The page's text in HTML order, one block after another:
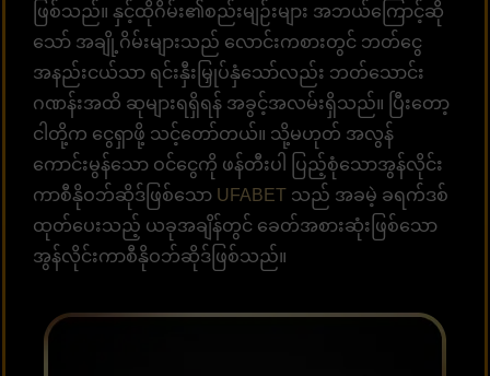
ဖြစ်သည်။ နှင့်ထိုဂိမ်း၏စည်းမျဉ်းများ အဘယ်ကြောင့်ဆို
သော် အချို့ဂိမ်းများသည် လောင်းကစားတွင် ဘတ်ငွေ
အနည်းငယ်သာ ရင်းနှီးမြှုပ်နှံသော်လည်း ဘတ်သောင်း
ဂဏန်းအထိ ဆုများရရှိရန် အခွင့်အလမ်းရှိသည်။ ပြီးတော့
ငါတို့က ငွေရှာဖို့ သင့်တော်တယ်။ သို့မဟုတ် အလွန်
ကောင်းမွန်သော ဝင်ငွေကို ဖန်တီးပါ ပြည့်စုံသောအွန်လိုင်း
ကာစီနိုဝဘ်ဆိုဒ်ဖြစ်သော UFABET သည် အခမဲ့ ခရက်ဒစ်
ထုတ်ပေးသည့် ယခုအချိန်တွင် ခေတ်အစားဆုံးဖြစ်သော
အွန်လိုင်းကာစီနိုဝဘ်ဆိုဒ်ဖြစ်သည်။